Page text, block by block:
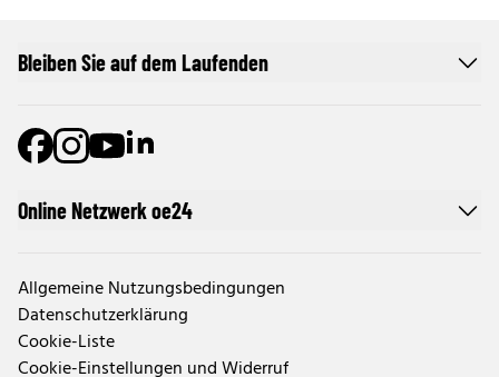
Online Netzwerk oe24
Allgemeine Nutzungsbedingungen
Datenschutzerklärung
Cookie-Liste
Cookie-Einstellungen und Widerruf
Bleiben Sie auf dem Laufenden